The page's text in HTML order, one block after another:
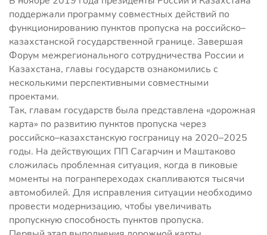
поддержали программу совместных действий по
функционированию пунктов пропуска на российско–
казахстанской государственной границе. Завершая
Форум межрегионального сотрудничества России и
Казахстана, главы государств ознакомились с
несколькими перспективными совместными
проектами.
Так, главам государств была представлена «дорожная
карта» по развитию пунктов пропуска через
российско–казахстанскую госграницу на 2020–2025
годы. На действующих ПП Сагарчин и Маштаково
сложилась проблемная ситуация, когда в пиковые
моменты на погранпереходах скапливаются тысячи
автомобилей. Для исправления ситуации необходимо
провести модернизацию, чтобы увеличивать
пропускную способность пунктов пропуска.